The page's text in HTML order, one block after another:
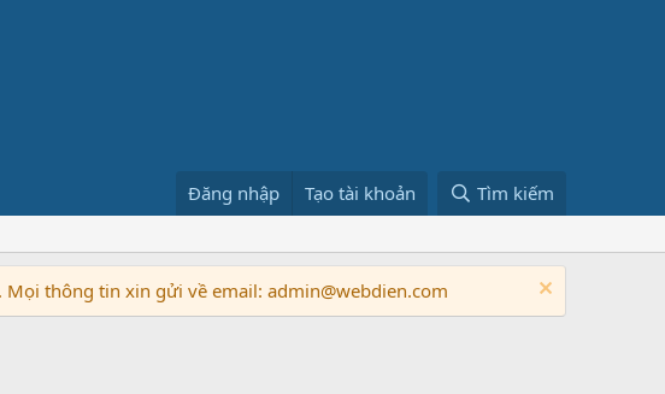
Đăng nhập Tạo tài khoản Tìm kiếm
thông tin xin gửi về email: admin@webdien.com